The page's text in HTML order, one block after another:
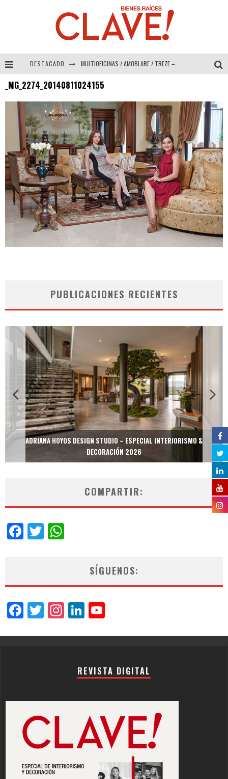
DESTACADO MULTIOFICINAS / AMOBLARE / TREZE – Especial Interiorismo & Decoración 2026
COLINEAL – Especial Interiorismo & Decoración 2026
ADRIANA HOYOS DESIGN STUDIO – Especial Interiorismo & Decoración 2026
_MG_2274_20140811024155
PUBLICACIONES RECIENTES
ADRIANA HOYOS DESIGN STUDIO – ESPECIAL INTERIORISMO &
DECORACIÓN 2026
COMPARTIR:
Facebook
Twitter
SÍGUENOS:
Facebook
Twitter
Instagram
LinkedIn
REVISTA DIGITAL